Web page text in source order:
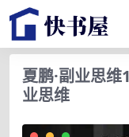
夏鹏·副业思
业思维